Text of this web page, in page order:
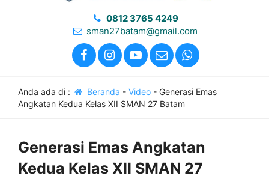
0812 3765 4249
sman27batam@gmail.com
Anda ada di : Beranda - Video- Generasi Emas
Angkatan Kedua Kelas XII SMAN 27 Batam
Generasi Emas Angkatan
Kedua Kelas XII SMAN 27